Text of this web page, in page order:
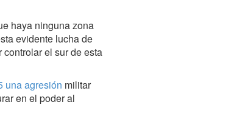
haya ninguna zona
evidente lucha de
el sur de esta
una agresión militar
en el poder al